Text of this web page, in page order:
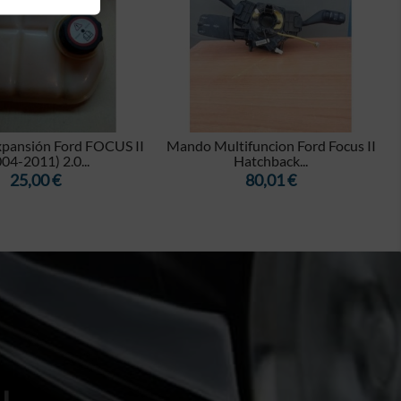
Ford FOCUS II
2011) 2.0...
Precio
25,00 €
Mando Multifuncion Ford Focus II
Hatchback...
Precio
80,01 €
